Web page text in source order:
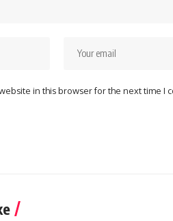
in this browser for the next time I